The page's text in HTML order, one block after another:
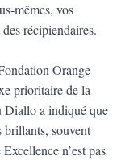
mêmes, vos
récipiendaires.
Orange
prioritaire de la
Diallo a indiqué que
brillants, souvent
n’est pas